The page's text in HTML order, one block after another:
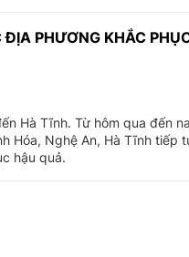
PHƯƠNG KHẮC
Hà Tĩnh. Từ hôm qua đến
Hóa, Nghệ An, Hà Tĩnh tiếp
hậu quả.